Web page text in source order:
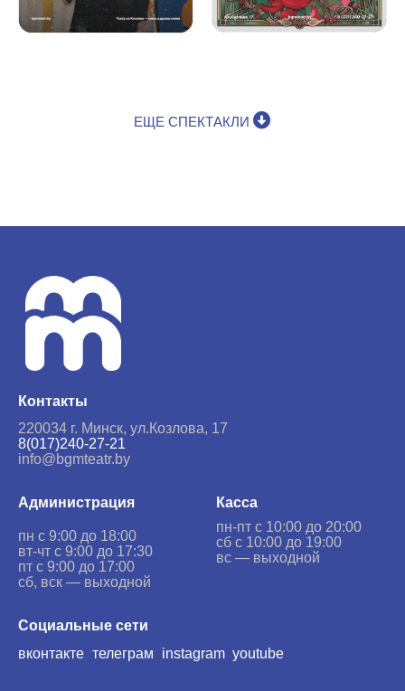
ЕЩЕ СПЕКТАКЛИ
Контакты
220034 г. Минск, ул.Козлова, 17
8(017)240-27-21
info@bgmteatr.by
Администрация
пн с 9:00 до 18:00
вт-чт с 9:00 до 17:30
пт с 9:00 до 17:00
сб, вск — выходной
Касса
пн-пт с 10:00 до 20:00
сб с 10:00 до 19:00
вс — выходной
Социальные сети
вконтакте телеграм instagram youtube